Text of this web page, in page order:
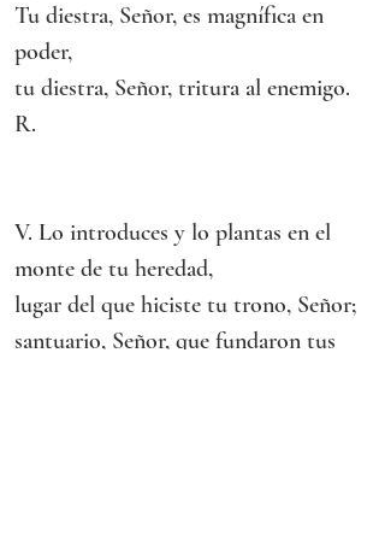
Tu diestra, Señor, es magnífica en
poder,
tu diestra, Señor, tritura al enemigo.
R.
V. Lo introduces y lo plantas en el
monte de tu heredad,
lugar del que hiciste tu trono, Señor;
santuario, Señor, que fundaron tus